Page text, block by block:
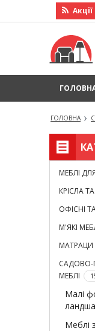
Акцiї
ГОЛОВНА
МЕБЛІ
КРІСЛА
ОФІСНІ
М'ЯКІ
МАТРАЦИ
САДОВО-
МЕБЛІ
Малі
Меблі